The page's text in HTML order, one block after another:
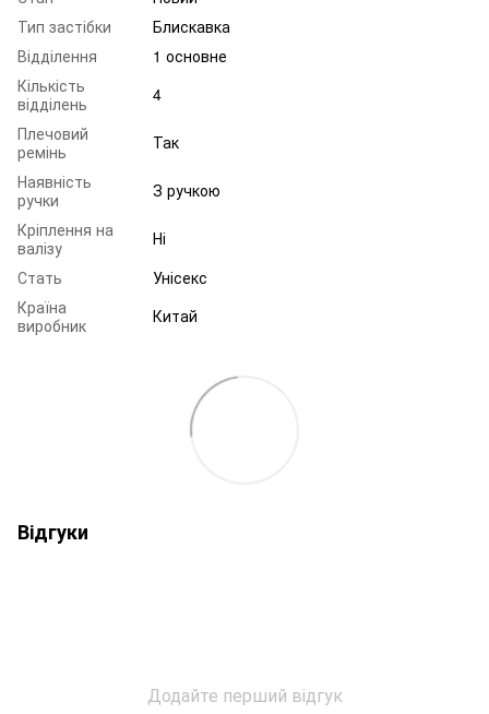
Тип застібки
Блискавка
Відділення
1 основне
Кількість
відділень
4
Плечовий
ремінь
Так
Наявність
ручки
З ручкою
Кріплення на
валізу
Ні
Стать
Унісекс
Країна
виробник
Китай
Відгуки
Додайте перший відгук